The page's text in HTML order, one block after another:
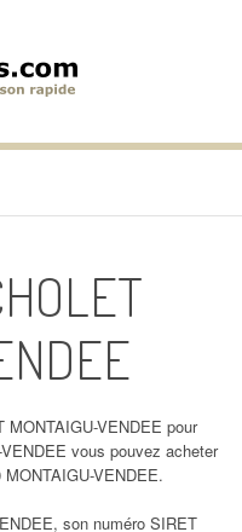
VENDEE pour
vous pouvez acheter
VENDEE.
son numéro SIRET